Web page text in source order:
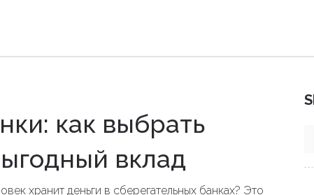
как выбрать
вклад
хранит деньги в сберегательных банках? Это